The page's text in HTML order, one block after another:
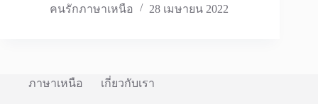
คนรักภาษาเหนือ
28 เมษายน 2022
ภาษาเหนือ เกี่ยวกับเรา